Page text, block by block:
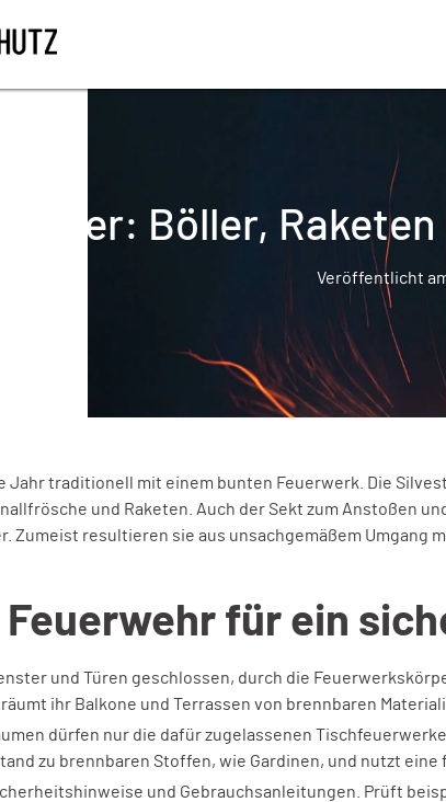
Böller,
Veröffentlicht
Jahr traditionell mit einem bunten Feuerwerk. Die
und Raketen. Auch der Sekt zum Anstoßen
Zumeist resultieren sie aus unsachgemäßem Umgang
für ein
und Türen geschlossen, durch die
ihr Balkone und Terrassen von brennbaren
dürfen nur die dafür zugelassenen
zu brennbaren Stoffen, wie Gardinen, und nutzt eine
und Gebrauchsanleitungen. Prüft